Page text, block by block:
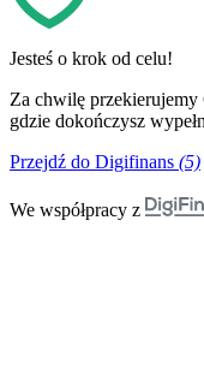
Jesteś o krok od celu!
Za chwilę przekierujemy
gdzie dokończysz
Przejdź do Digifinans (5)
We współpracy z